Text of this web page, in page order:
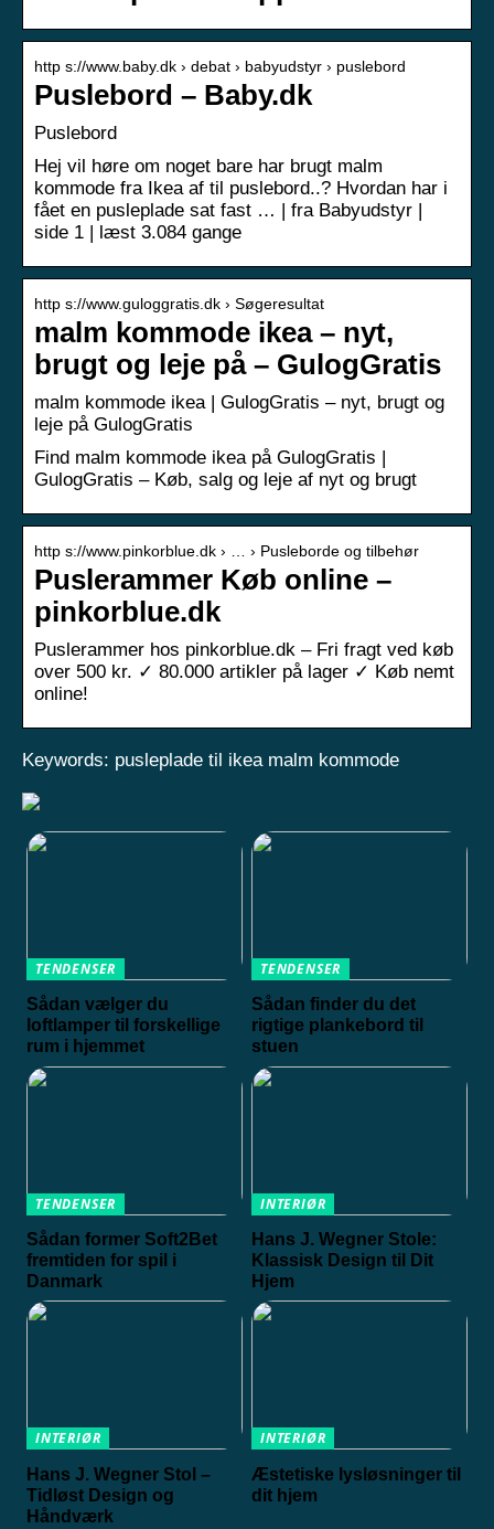
http s://www.baby.dk › debat › babyudstyr › puslebord
Puslebord – Baby.dk
Puslebord
Hej vil høre om noget bare har brugt malm
kommode fra Ikea af til puslebord..? Hvordan har i
fået en pusleplade sat fast … | fra Babyudstyr |
side 1 | læst 3.084 gange
http s://www.guloggratis.dk › Søgeresultat
malm kommode ikea – nyt,
brugt og leje på – GulogGratis
malm kommode ikea | GulogGratis – nyt, brugt og
leje på GulogGratis
Find malm kommode ikea på GulogGratis |
GulogGratis – Køb, salg og leje af nyt og brugt
http s://www.pinkorblue.dk › … › Pusleborde og tilbehør
Puslerammer Køb online –
pinkorblue.dk
Puslerammer hos pinkorblue.dk – Fri fragt ved køb
over 500 kr. ✓ 80.000 artikler på lager ✓ Køb nemt
online!
Keywords: pusleplade til ikea malm kommode
TENDENSER
Sådan vælger du
loftlamper til forskellige
rum i hjemmet
TENDENSER
Sådan finder du det
rigtige plankebord til
stuen
TENDENSER
Sådan former Soft2Bet
fremtiden for spil i
Danmark
INTERIØR
Hans J. Wegner Stole:
Klassisk Design til Dit
Hjem
INTERIØR
Hans J. Wegner Stol –
Tidløst Design og
Håndværk
INTERIØR
Æstetiske lysløsninger til
dit hjem